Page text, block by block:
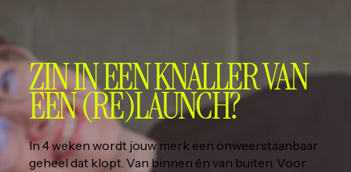
ZIN IN EEN KNALLER VAN
EEN (RE)LAUNCH?
In 4 weken wordt jouw merk een onweerstaanbaar
geheel dat klopt. Van binnen én van buiten. Voor